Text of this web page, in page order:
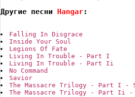
Другие песни Hangar:
Falling In Disgrace
Inside Your Soul
Legions Of Fate
Living In Trouble - Part I
Living In Trouble - Part Ii
No Command
Savior
The Massacre Trilogy - Part I -
The Massacre Trilogy - Part Ii -